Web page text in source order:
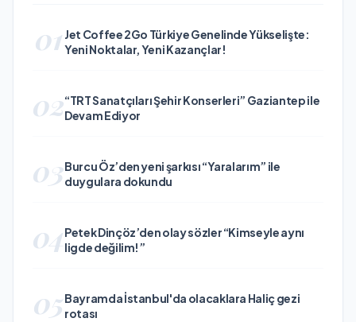
01 Jet Coffee 2Go Türkiye Genelinde Yükselişte:
Yeni Noktalar, Yeni Kazançlar!
02“TRT Sanatçıları Şehir Konserleri” Gaziantep ile
Devam Ediyor
03Burcu Öz’den yeni şarkısı “Yaralarım” ile
duygulara dokundu
04Petek Dinçöz’den olay sözler “Kimseyle aynı
ligde değilim!”
05Bayramda İstanbul'da olacaklara Haliç gezi
rotası